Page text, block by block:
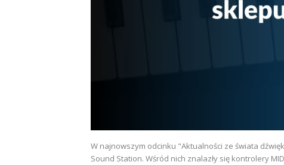
W najnowszym odcinku "Aktualności ze świata
Sound Station. Wśród nich znalazły się kontrolery